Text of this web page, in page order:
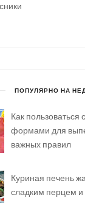
ПОПУЛЯРНО НА
Как пользоваться
формами для
важных правил
Куриная печень
сладким перцем и